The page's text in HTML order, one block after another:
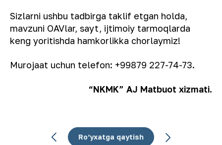
Sizlarni ushbu tadbirga taklif etgan holda,
mavzuni OAVlar, sayt, ijtimoiy tarmoqlarda
keng yoritishda hamkorlikka chorlaymiz!
Murojaat uchun telefon: +99879 227-74-73.
“NKMK” AJ Matbuot xizmati.
Ro‘yxatga qaytish